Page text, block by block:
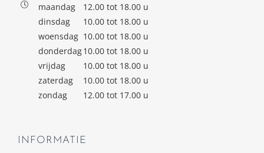
maandag
12.00 tot 18.00 u
dinsdag
10.00 tot 18.00 u
woensdag 10.00 tot 18.00 u
donderdag10.00 tot 18.00 u
vrijdag
10.00 tot 18.00 u
zaterdag
10.00 tot 18.00 u
zondag
12.00 tot 17.00 u
INFORMATIE